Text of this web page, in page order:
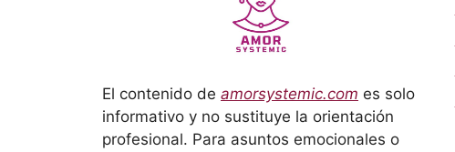
El contenido de amorsystemic.com es solo
informativo y no sustituye la orientación
profesional. Para asuntos emocionales o